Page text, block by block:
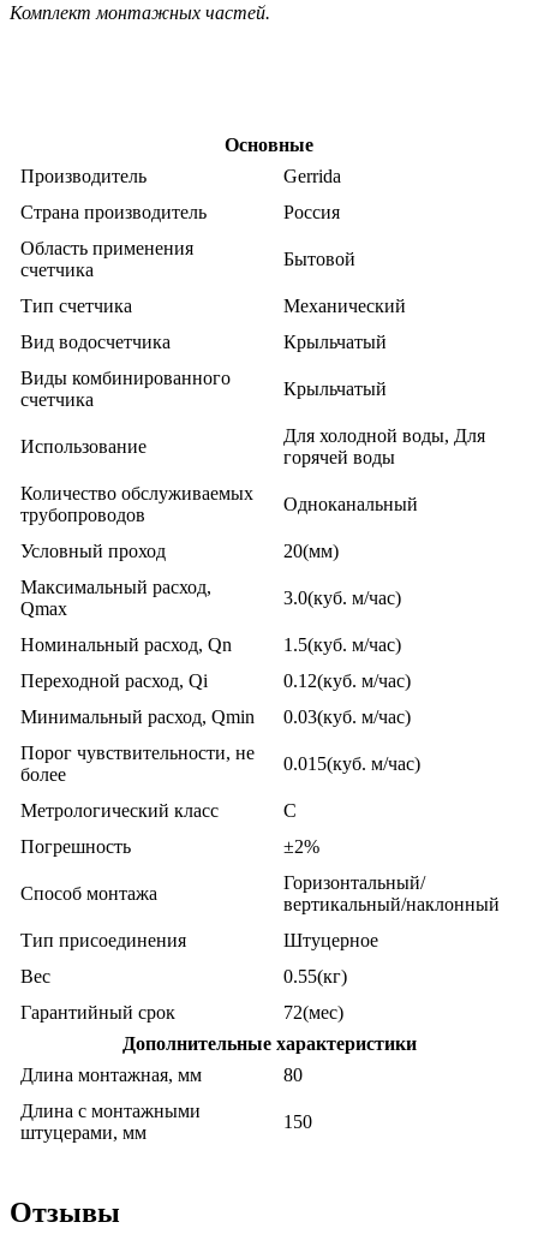
Комплект монтажных частей.
Основные
Производитель
Gerrida
Страна производитель
Россия
Область применения
счетчика
Бытовой
Тип счетчика
Механический
Вид водосчетчика
Крыльчатый
Виды комбинированного
счетчика
Крыльчатый
Использование
Для холодной воды, Для
горячей воды
Количество обслуживаемых
трубопроводов
Одноканальный
Условный проход
20(мм)
Максимальный расход,
Qmax
3.0(куб. м/час)
Номинальный расход, Qn
1.5(куб. м/час)
Переходной расход, Qi
0.12(куб. м/час)
Минимальный расход, Qmin
0.03(куб. м/час)
Порог чувствительности, не
более
0.015(куб. м/час)
Метрологический класс
С
Погрешность
±2%
Способ монтажа
Горизонтальный/
вертикальный/наклонный
Тип присоединения
Штуцерное
Вес
0.55(кг)
Гарантийный срок
72(мес)
Дополнительные характеристики
Длина монтажная, мм
80
Длина с монтажными
штуцерами, мм
150
Отзывы